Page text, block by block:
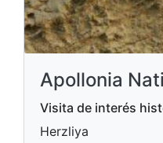
Apollonia
Visita de interés
Herzliya